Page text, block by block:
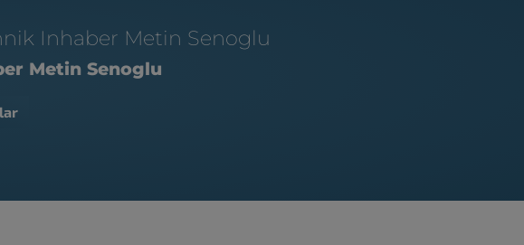
Inhaber Metin Senoglu
Metin Senoglu